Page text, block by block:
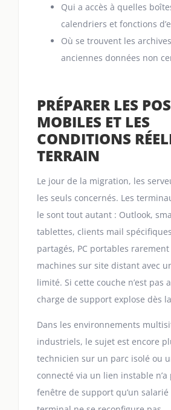
Qui a accès à quelles
calendriers et fonctions
Où se trouvent les
anciennes données non
PRÉPARER LES
MOBILES ET LES
CONDITIONS
TERRAIN
Le jour de la migration, les
les seuls concernés. Les
le sont tout autant : Outlook,
tablettes, clients mail
partagés, PC portables
machines sur site distant avec
limité. Si cette couche n’est pas
charge de support explose dès
Dans les environnements
industriels, le sujet est encore
technicien sur un parc isolé ou
connecté via un lien instable n’a
fenêtre de support qu’un salarié